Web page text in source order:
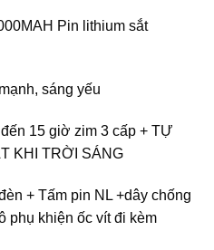
Pin lithium sắt
sáng yếu
15 giờ zim 3 cấp + TỰ
KHI TRỜI SÁNG
+ Tấm pin NL +dây chống
phụ khiện ốc vít đi kèm